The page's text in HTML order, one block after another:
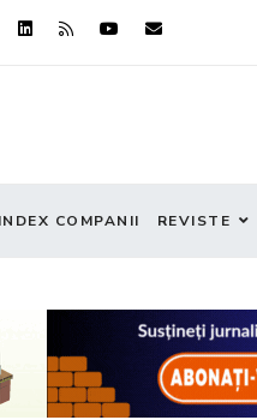
INDEX COMPANII REVISTE